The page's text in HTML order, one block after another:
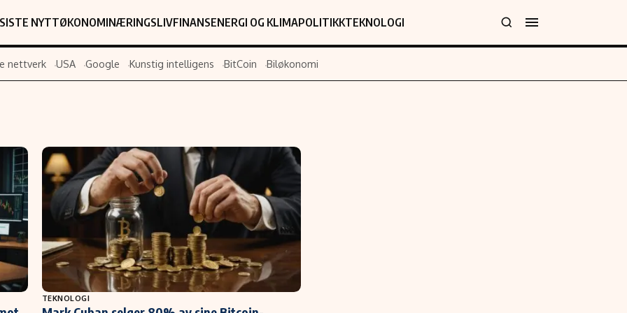
SISTE NYTTØKONOMINÆRINGSLIVFINANSENERGI OG KLIMAPOLITIKKTEKNOLOGI
Forskning
Google
Kunstig intelligens
Infrastruktur
BitCoin
EU-Kommisjonen
Grønt skifte
Personvernerklæring
Annonsepolicy
Brukervilkår
Cookiepolicy
Retningslinjer for rettelser
Redaksjonell policy
nettverk USA Google Kunstig intelligens BitCoin Biløkonomi
TEKNOLOGI